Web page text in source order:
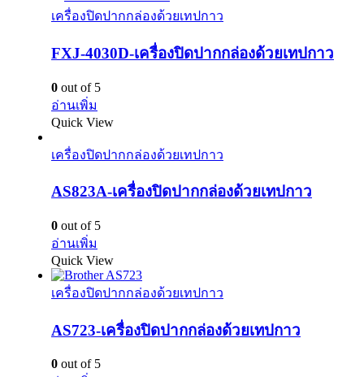
เครื่องปิดปากกล่องด้วยเทปกาว
FXJ-4030D-เครื่องปิดปากกล่องด้วยเทปกาว
0 out of 5
อ่านเพิ่ม
Quick View
เครื่องปิดปากกล่องด้วยเทปกาว
AS823A-เครื่องปิดปากกล่องด้วยเทปกาว
0 out of 5
อ่านเพิ่ม
Quick View
เครื่องปิดปากกล่องด้วยเทปกาว
AS723-เครื่องปิดปากกล่องด้วยเทปกาว
0 out of 5